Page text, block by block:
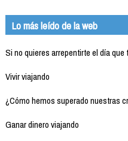
Lo más leído de la web
Si no quieres arrepentirte el día que
Vivir viajando
¿Cómo hemos superado nuestras
Ganar dinero viajando